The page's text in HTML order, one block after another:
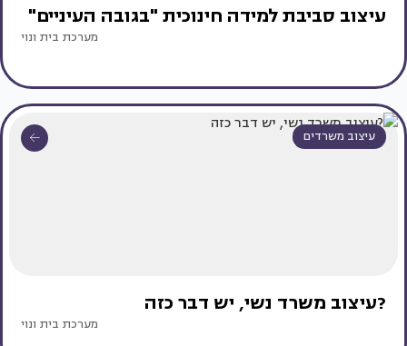
עיצוב סביבת למידה חינוכית "בגובה העיניים"
מערכת בית ונוי
עיצוב משרדים
?עיצוב משרד נשי, יש דבר כזה
מערכת בית ונוי